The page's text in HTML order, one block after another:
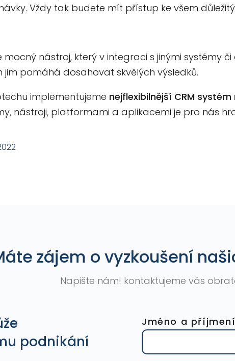
Vždy tak budete mít přístup ke všem
mocný nástroj, který v integraci s jinými systémy
jim pomáhá dosahovat skvělých výsledků.
implementujeme nejflexibilnější CRM
nástroji, platformami a aplikacemi je pro nás
zájem o vyzkoušení
Napište nám! kontaktujeme vás
podnikání
Jméno a příjmení